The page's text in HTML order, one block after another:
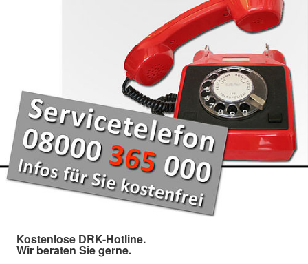
Kostenlose DRK-Hotline.
Wir beraten Sie gerne.